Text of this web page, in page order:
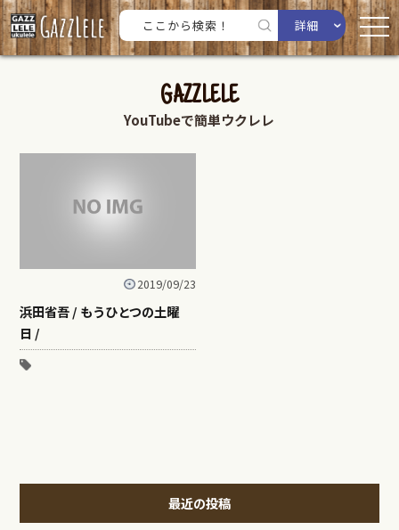
詳細
GAZZLELE
YouTubeで簡単ウクレレ
2019/09/23
浜田省吾 / もうひとつの土曜
日 /
最近の投稿